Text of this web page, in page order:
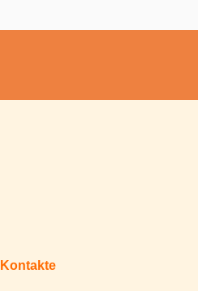
Kontakte